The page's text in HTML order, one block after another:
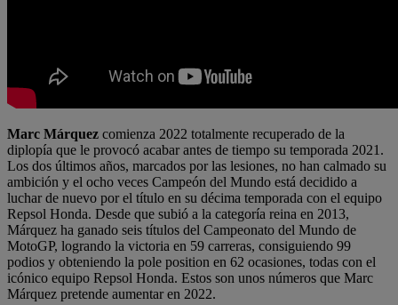
Marc Márquez comienza 2022 totalmente recuperado de la
diplopía que le provocó acabar antes de tiempo su temporada 2021.
Los dos últimos años, marcados por las lesiones, no han calmado su
ambición y el ocho veces Campeón del Mundo está decidido a
luchar de nuevo por el título en su décima temporada con el equipo
Repsol Honda. Desde que subió a la categoría reina en 2013,
Márquez ha ganado seis títulos del Campeonato del Mundo de
MotoGP, logrando la victoria en 59 carreras, consiguiendo 99
podios y obteniendo la pole position en 62 ocasiones, todas con el
icónico equipo Repsol Honda. Estos son unos números que Marc
Márquez pretende aumentar en 2022.